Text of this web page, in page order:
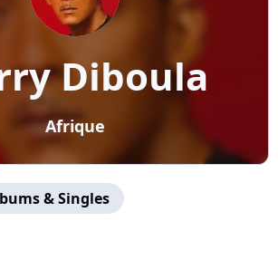
Diboula
Afrique
& Singles